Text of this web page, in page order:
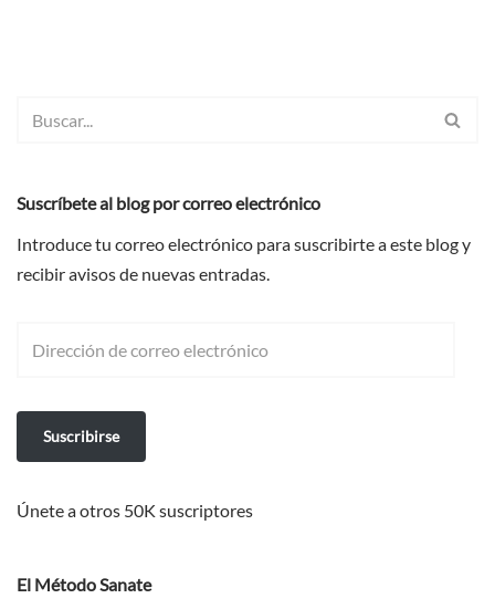
Suscríbete al blog por correo electrónico
Introduce tu correo electrónico para suscribirte a este blog y
recibir avisos de nuevas entradas.
Suscribirse
Únete a otros 50K suscriptores
El Método Sanate